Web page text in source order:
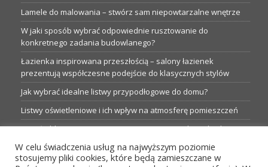
Lamele do malowania – stwórz sam niepowtarzalne wnętrze
W jaki sposób wybrać odpowiednie rusztowanie do
konkretnego zadania budowlanego?
Łazienka inspirowana przeszłością – salony łazienek
prezentują współczesne podejście do klasycznych stylów
Jak wybrać idealne listwy przypodłogowe do domu?
Listwy oświetleniowe i ich wpływ na atmosferę pomieszczeń
Garaże blaszane: Nieocenione magazyny podczas budowy
Profesjonalne hurtownie dla każdego budowlańca i instalatora
W celu świadczenia usług na najwyższym poziomie
stosujemy pliki cookies, które będą zamieszczane w